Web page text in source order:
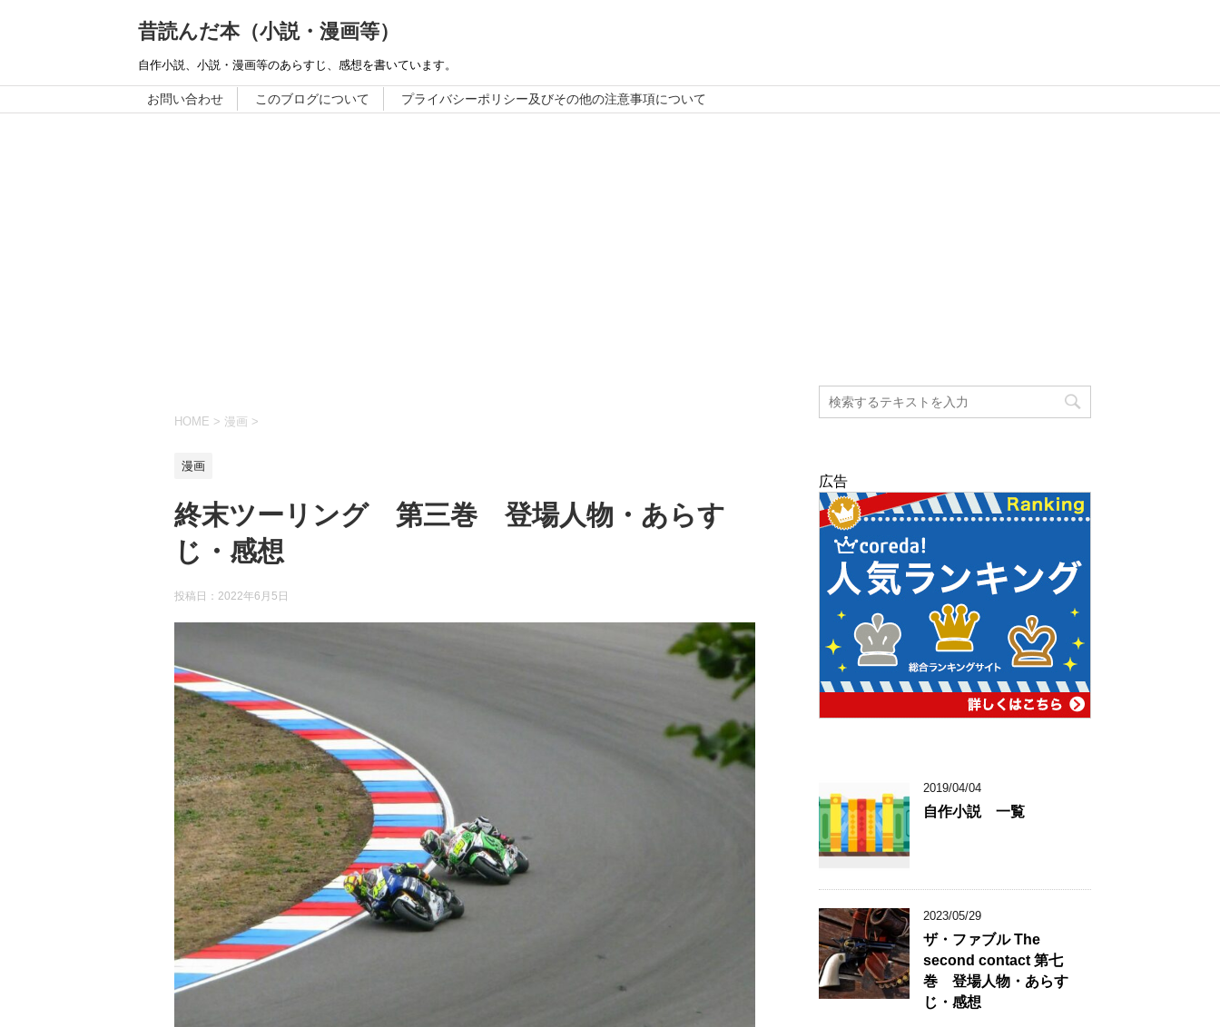
昔読んだ本（小説・漫画等）
自作小説、小説・漫画等のあらすじ、感想を書いています。
お問い合わせ このブログについて プライバシーポリシー及びその他の注意事項について
HOME > 漫画 >
漫画
終末ツーリング 第三巻 登場人物・あらす
じ・感想
投稿日： 2022年6月5日
広告
2019/04/04
自作小説 一覧
2023/05/29
ザ・ファブル The
second contact 第七
巻 登場人物・あらす
じ・感想